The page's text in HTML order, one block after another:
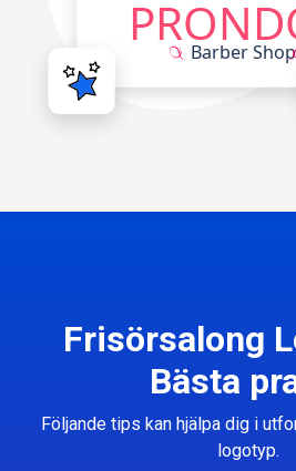
Frisörsalong
Bästa
Följande tips kan hjälpa dig i
logotyp.